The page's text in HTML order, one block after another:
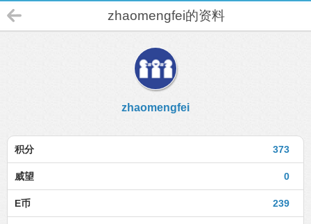
zhaomengfei的资料
zhaomengfei
373
积分
0
威望
239
E币